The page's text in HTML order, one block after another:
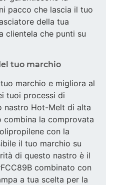
pacco che lascia il tuo
della tua
clientela che punti su
tuo marchio
marchio e migliora al
tuoi processi di
nastro Hot-Melt di alta
la comprovata
con la
il tuo marchio su
di questo nastro è il
combinato con
a tua scelta per la